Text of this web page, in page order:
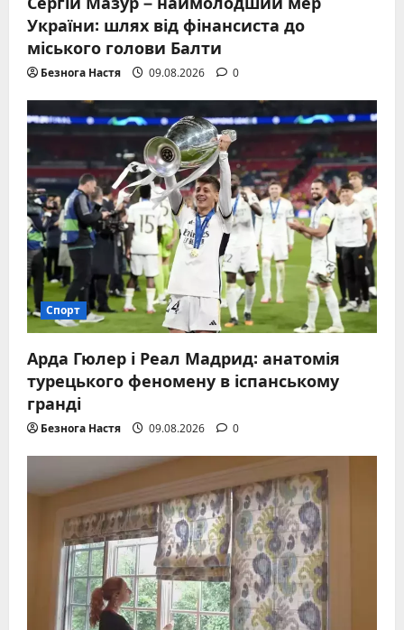
України: шлях від фінансиста до
міського голови Балти
Безнога Настя 09.08.2026 0
Спорт
Арда Гюлер і Реал Мадрид: анатомія
турецького феномену в іспанському
гранді
Безнога Настя 09.08.2026 0